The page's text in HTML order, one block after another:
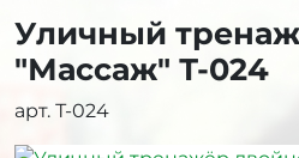
Уличный
"Массаж" Т-024
арт. Т-024